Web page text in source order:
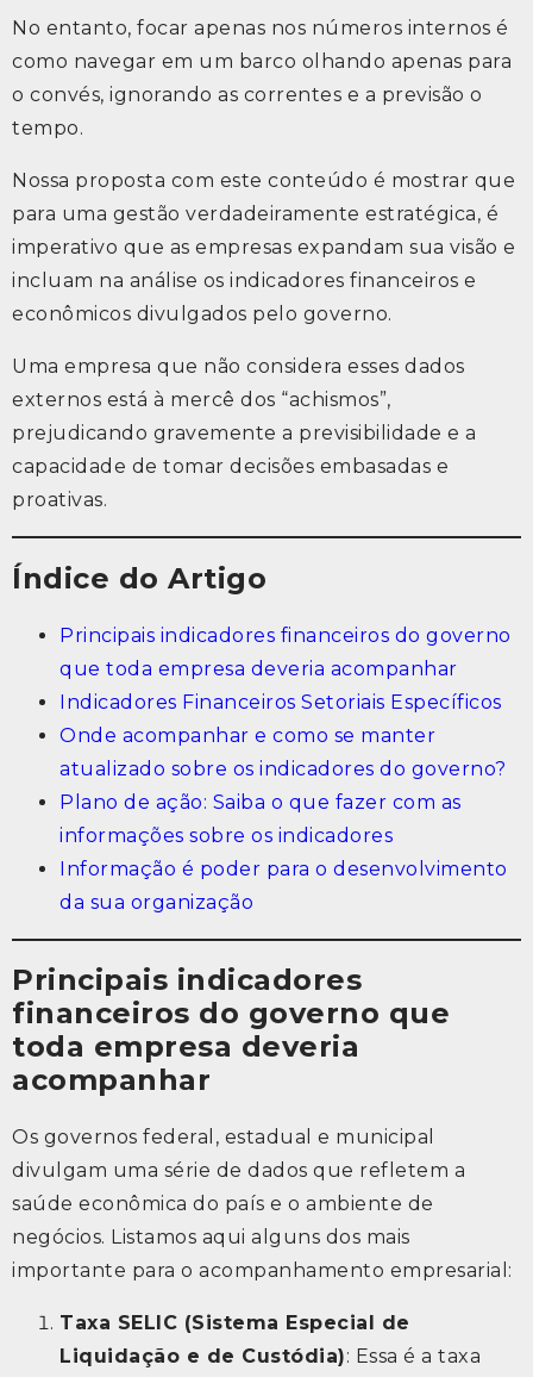
No entanto, focar apenas nos números internos é
como navegar em um barco olhando apenas para
o convés, ignorando as correntes e a previsão o
tempo.
Nossa proposta com este conteúdo é mostrar que
para uma gestão verdadeiramente estratégica, é
imperativo que as empresas expandam sua visão e
incluam na análise os indicadores financeiros e
econômicos divulgados pelo governo.
Uma empresa que não considera esses dados
externos está à mercê dos “achismos”,
prejudicando gravemente a previsibilidade e a
capacidade de tomar decisões embasadas e
proativas.
Índice do Artigo
Principais indicadores financeiros do governo
que toda empresa deveria acompanhar
Indicadores Financeiros Setoriais Específicos
Onde acompanhar e como se manter
atualizado sobre os indicadores do governo?
Plano de ação: Saiba o que fazer com as
informações sobre os indicadores
Informação é poder para o desenvolvimento
da sua organização
Principais indicadores
financeiros do governo que
toda empresa deveria
acompanhar
Os governos federal, estadual e municipal
divulgam uma série de dados que refletem a
saúde econômica do país e o ambiente de
negócios. Listamos aqui alguns dos mais
importante para o acompanhamento empresarial:
Taxa SELIC (Sistema Especial de
Liquidação e de Custódia): Essa é a taxa